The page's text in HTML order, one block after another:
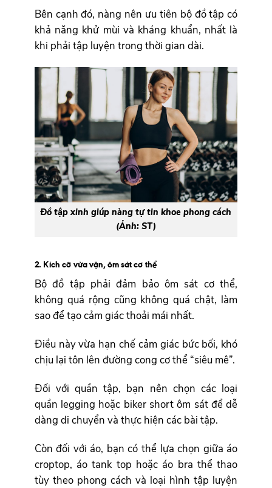
Bên cạnh đó, nàng nên ưu tiên bộ đồ tập có
khả năng khử mùi và kháng khuẩn, nhất là
khi phải tập luyện trong thời gian dài.
Đồ tập xinh giúp nàng tự tin khoe phong cách
(Ảnh: ST)
2. Kích cỡ vừa vặn, ôm sát cơ thể
Bộ đồ tập phải đảm bảo ôm sát cơ thể,
không quá rộng cũng không quá chật, làm
sao để tạo cảm giác thoải mái nhất.
Điều này vừa hạn chế cảm giác bức bối, khó
chịu lại tôn lên đường cong cơ thể “siêu mê”.
Đối với quần tập, bạn nên chọn các loại
quần legging hoặc biker short ôm sát để dễ
dàng di chuyển và thực hiện các bài tập.
Còn đối với áo, bạn có thể lựa chọn giữa áo
croptop, áo tank top hoặc áo bra thể thao
tùy theo phong cách và loại hình tập luyện